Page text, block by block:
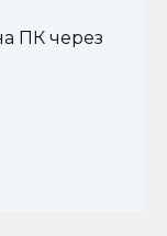
ПК через